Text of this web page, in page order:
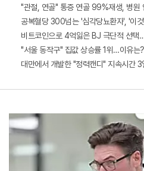
"관절, 연골" 통증 연골 99%재생, 병원
공복혈당 300넘는 '심각당뇨환자', '이
비트코인으로 4억잃은 BJ 극단적 선택
"서울 동작구" 집값 상승률 1위…이유는?
대만에서 개발한 "정력캔디" 지속시간 3